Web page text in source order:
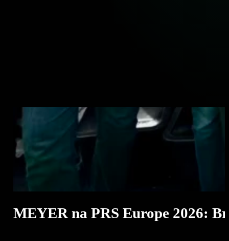
MEYER na PRS Europe 2026: